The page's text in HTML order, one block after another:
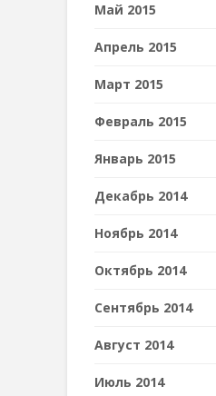
Май 2015
Апрель 2015
Март 2015
Февраль 2015
Январь 2015
Декабрь 2014
Ноябрь 2014
Октябрь 2014
Сентябрь 2014
Август 2014
Июль 2014